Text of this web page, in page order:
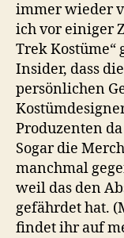
immer wieder
ich vor einiger
Trek Kostüme“
Insider, dass
persönlichen
Produzenten
Sogar die
manchmal
weil das den
gefährdet hat.
findet ihr auf